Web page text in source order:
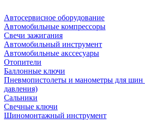
Автосервисное оборудование
Автомобильные компрессоры
Свечи зажигания
Автомобильный инструмент
Автомобильные акссесуары
Отопители
Баллонные ключи
Пневмопистолеты и манометры для шин
давления)
Сальники
Свечные ключи
Шиномонтажный инструмент